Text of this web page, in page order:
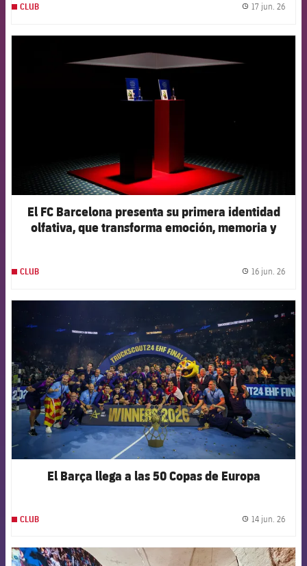
CLUB 17 jun. 26
El FC Barcelona presenta su primera identidad
olfativa, que transforma emoción, memoria y
CLUB 16 jun. 26
FCB Barcelona badge
El Barça llega a las 50 Copas de Europa
CLUB 14 jun. 26
FCB Barcelona badge